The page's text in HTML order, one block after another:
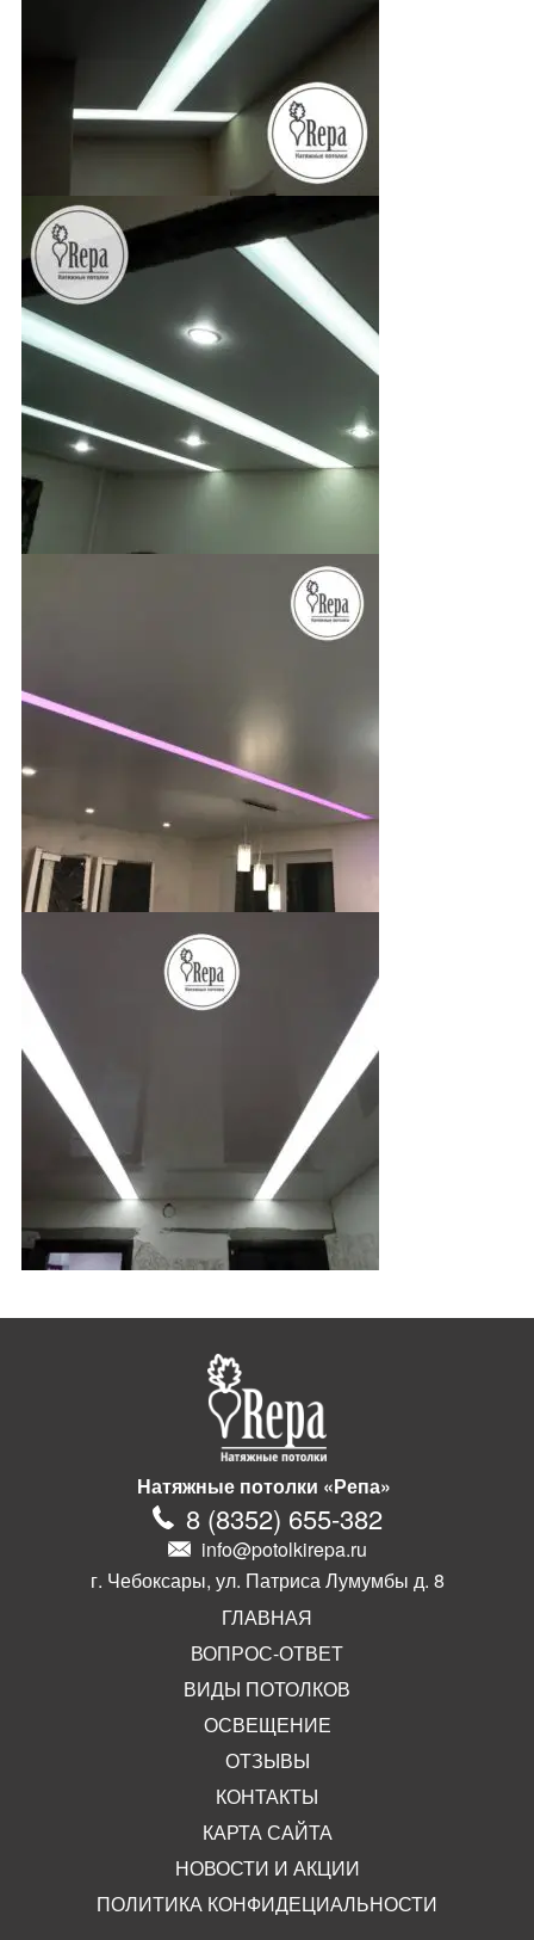
Натяжные потолки «Репа»
8 (8352) 655-382
info@potolkirepa.ru
г. Чебоксары, ул. Патриса Лумумбы д. 8
ГЛАВНАЯ
ВОПРОС-ОТВЕТ
ВИДЫ ПОТОЛКОВ
ОСВЕЩЕНИЕ
ОТЗЫВЫ
КОНТАКТЫ
КАРТА САЙТА
НОВОСТИ И АКЦИИ
ПОЛИТИКА КОНФИДЕЦИАЛЬНОСТИ